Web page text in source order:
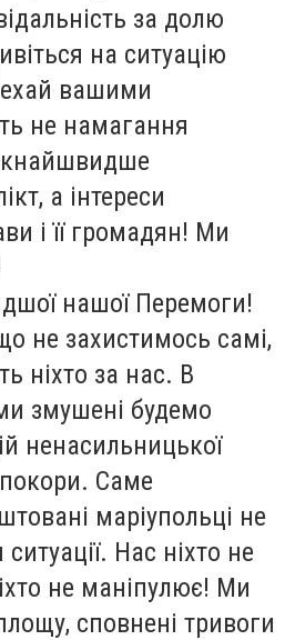
за долю
на ситуацію
вашими
не намагання
а інтереси
і її громадян! Ми
нашої Перемоги!
не захистимось самі,
ніхто за нас. В
змушені будемо
ненасильницької
Саме
маріупольці не
Нас ніхто не
не маніпулює! Ми
сповнені тривоги